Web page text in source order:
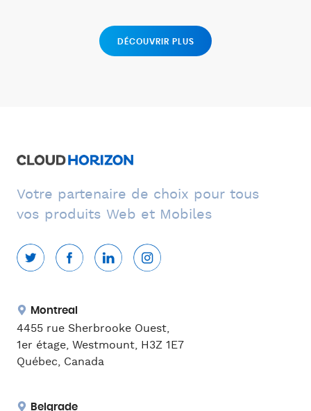
DÉCOUVRIR PLUS
Votre partenaire de choix pour tous
vos produits Web et Mobiles
Montreal
4455 rue Sherbrooke Ouest,
1er étage, Westmount, H3Z 1E7
Québec, Canada
Belgrade